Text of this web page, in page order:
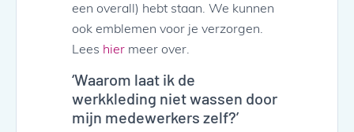
een overall) hebt staan. We kunnen
ook emblemen voor je verzorgen.
Lees hier meer over.
‘Waarom laat ik de
werkkleding niet wassen door
mijn medewerkers zelf?’